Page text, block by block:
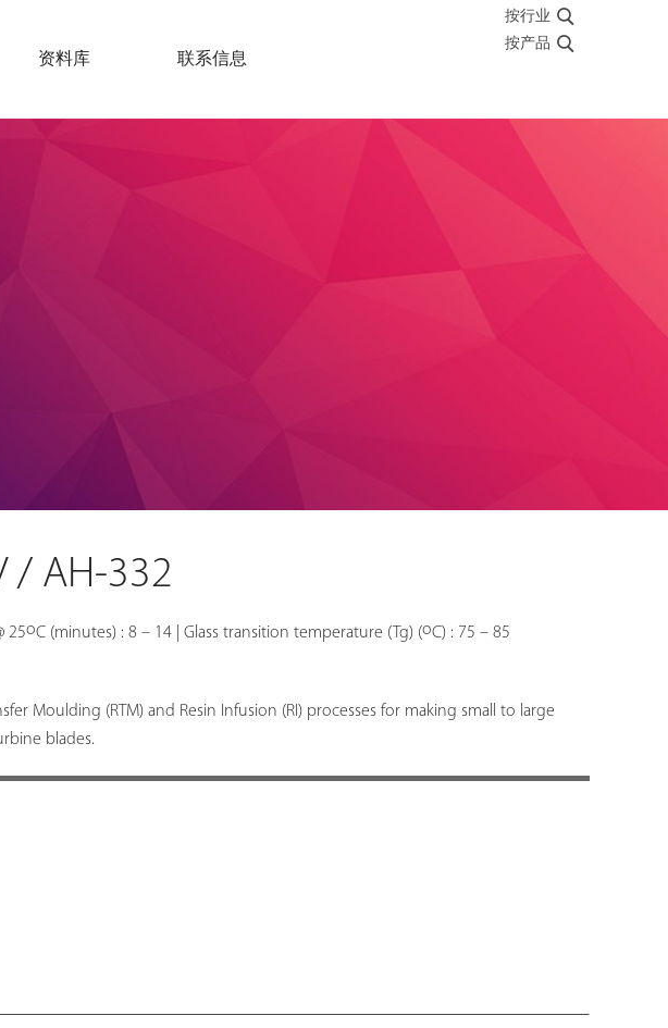
资料库 联系信息
按行业
按产品
/ AH-332
25oC (minutes) : 8 – 14 | Glass transition temperature (Tg) (oC) : 75 – 85
Moulding (RTM) and Resin Infusion (RI) processes for making small to large
blades.